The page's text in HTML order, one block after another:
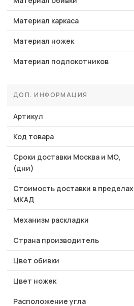
Материал каркаса
Материал ножек
Материал подлокотников
ДОП. ИНФОРМАЦИЯ
Артикул
Код товара
Сроки доставки Москва и МО,
(дни)
Стоимость доставки в пределах
МКАД
Механизм раскладки
Страна производитель
Цвет обивки
Цвет ножек
Расположение угла